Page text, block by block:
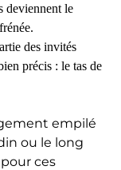
deviennent le
des invités
précis : le tas de
empilé
ou le long
ces